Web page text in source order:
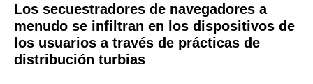
Los secuestradores de navegadores a
menudo se infiltran en los dispositivos de
los usuarios a través de prácticas de
distribución turbias